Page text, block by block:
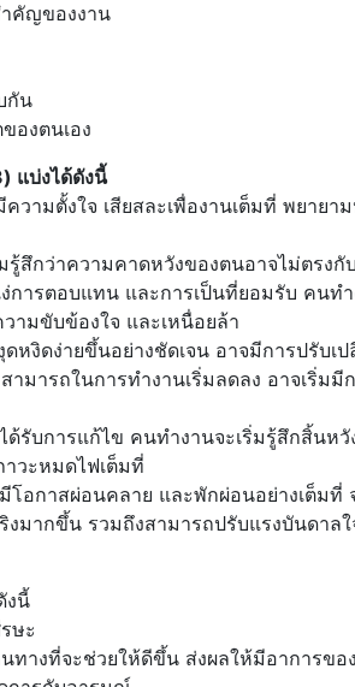
คัญของงาน
กัน
งตนเอง
แบ่งได้ดังนี้
วามตั้งใจ เสียสละเพื่องานเต็มที่ พยายา
รู้สึกว่าความคาดหวังของตนอาจไม่ตรงกับ
การตอบแทน และการเป็นที่ยอมรับ คนท
ามขับข้องใจ และเหนื่อยล้า
หงิดง่ายขึ้นอย่างชัดเจน อาจมีการปรับเ
มารถในการทำงานเริ่มลดลง อาจเริ่มมี
ด้รับการแก้ไข คนทำงานจะเริ่มรู้สึกสิ้นหวั
วะหมดไฟเต็มที่
โอกาสผ่อนคลาย และพักผ่อนอย่างเต็มที่
มากขึ้น รวมถึงสามารถปรับแรงบันดาลใ
งนี้
ษะ
งที่จะช่วยให้ดีขึ้น ส่งผลให้มีอาการของ